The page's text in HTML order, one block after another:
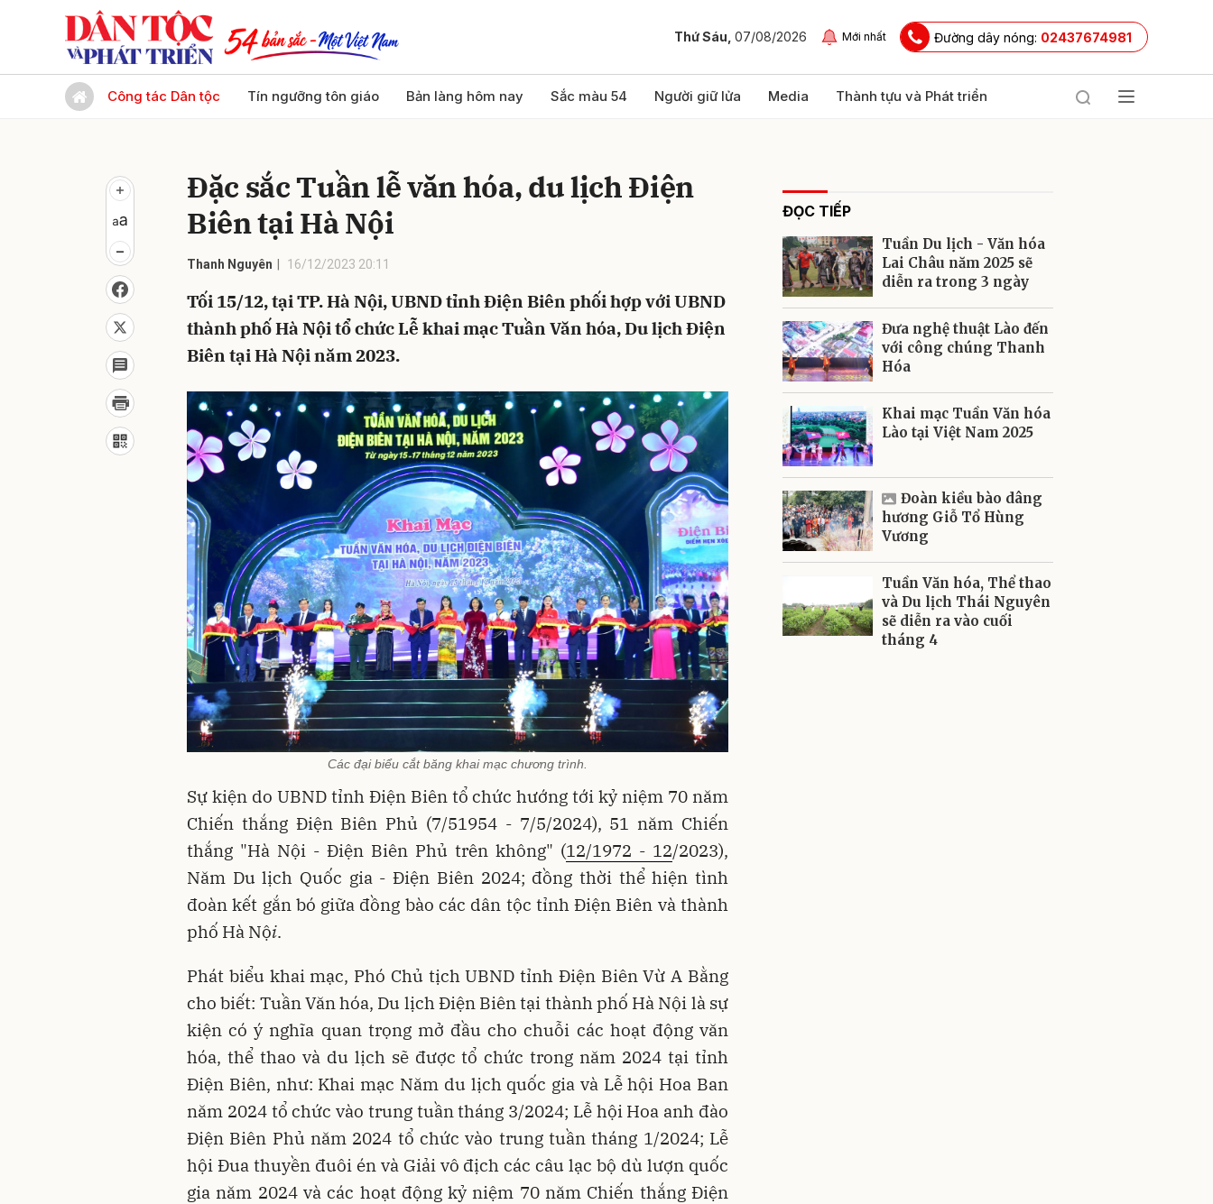
Thứ Sáu, 07/08/2026 Mới nhất Đường dây nóng: 02437674981
Công tác Dân tộc Tín ngưỡng tôn giáo Bản làng hôm nay Sắc màu 54 Người giữ lửa Media Thành tựu và Phát triển
Đặc sắc Tuần lễ văn hóa, du lịch Điện
Biên tại Hà Nội
Thanh Nguyên 16/12/2023 20:11
Tối 15/12, tại TP. Hà Nội, UBND tỉnh Điện Biên phối hợp với UBND
thành phố Hà Nội tổ chức Lễ khai mạc Tuần Văn hóa, Du lịch Điện
Biên tại Hà Nội năm 2023.
Các đại biểu cắt băng khai mạc chương trình.
Sự kiện do UBND tỉnh Điện Biên tổ chức hướng tới kỷ niệm 70 năm
Chiến thắng Điện Biên Phủ (7/51954 - 7/5/2024), 51 năm Chiến
thắng "Hà Nội - Điện Biên Phủ trên không" (12/1972 - 12/2023),
Năm Du lịch Quốc gia - Điện Biên 2024; đồng thời thể hiện tình
đoàn kết gắn bó giữa đồng bào các dân tộc tỉnh Điện Biên và thành
phố Hà Nội.
Phát biểu khai mạc, Phó Chủ tịch UBND tỉnh Điện Biên Vừ A Bằng
cho biết: Tuần Văn hóa, Du lịch Điện Biên tại thành phố Hà Nội là sự
kiện có ý nghĩa quan trọng mở đầu cho chuỗi các hoạt động văn
hóa, thể thao và du lịch sẽ được tổ chức trong năm 2024 tại tỉnh
Điện Biên, như: Khai mạc Năm du lịch quốc gia và Lễ hội Hoa Ban
năm 2024 tổ chức vào trung tuần tháng 3/2024; Lễ hội Hoa anh đào
Điện Biên Phủ năm 2024 tổ chức vào trung tuần tháng 1/2024; Lễ
hội Đua thuyền đuôi én và Giải vô địch các câu lạc bộ dù lượn quốc
gia năm 2024 và các hoạt động kỷ niệm 70 năm Chiến thắng Điện
ĐỌC TIẾP
Tuần Du lịch - Văn hóa
Lai Châu năm 2025 sẽ
diễn ra trong 3 ngày
Đưa nghệ thuật Lào đến
với công chúng Thanh
Hóa
Khai mạc Tuần Văn hóa
Lào tại Việt Nam 2025
Đoàn kiều bào dâng
hương Giỗ Tổ Hùng
Vương
Tuần Văn hóa, Thể thao
và Du lịch Thái Nguyên
sẽ diễn ra vào cuối
tháng 4
Gửi bình luận
Hủy Gửi